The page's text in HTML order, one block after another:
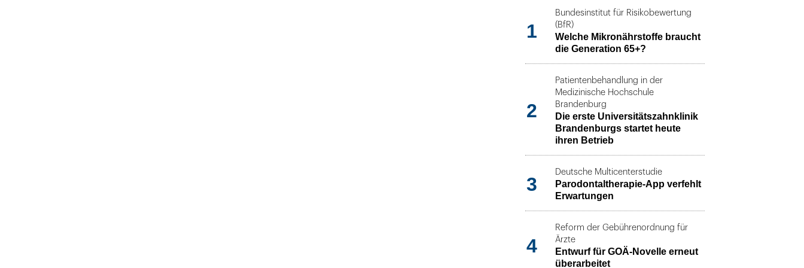
1
Bundesinstitut für Risikobewertung
(BfR)
Welche Mikronährstoffe braucht
die Generation 65+?
2
Patientenbehandlung in der
Medizinische Hochschule
Brandenburg
Die erste Universitätszahnklinik
Brandenburgs startet heute
ihren Betrieb
3
Deutsche Multicenterstudie
Parodontaltherapie-App verfehlt
Erwartungen
4
Reform der Gebührenordnung für
Ärzte
Entwurf für GOÄ-Novelle erneut
überarbeitet